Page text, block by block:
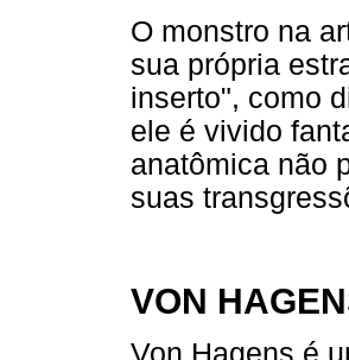
O monstro na
sua própria
inserto", como
ele é vivido
anatômica não
suas
VON
Von Hagens é